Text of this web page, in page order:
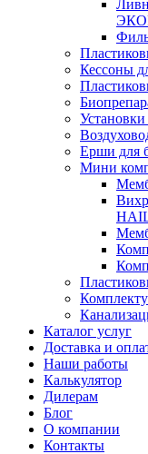
Кессоны
Ерши для
Мини
Каталог услуг
Доставка и
Наши работы
Калькулятор
Дилерам
Блог
О компании
Контакты